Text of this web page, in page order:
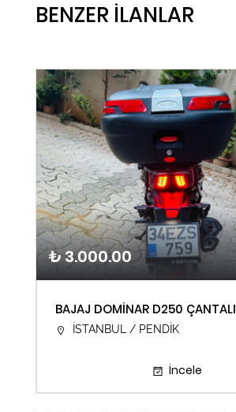
BENZER İLANLAR
₺ 3.000.00
BAJAJ DOMİNAR D250 ÇANTALI
İSTANBUL / PENDİK
İncele